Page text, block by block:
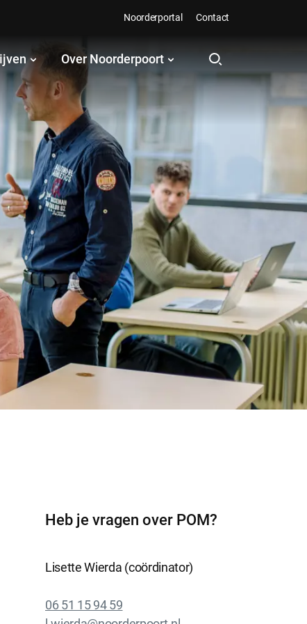
Noorderportal Contact
Over Noorderpoort
Heb je vragen over POM?
Lisette Wierda (coördinator)
06 51 15 94 59